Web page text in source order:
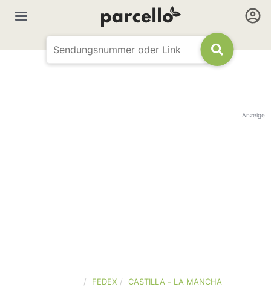
Anzeige
FEDEX CASTILLA - LA MANCHA